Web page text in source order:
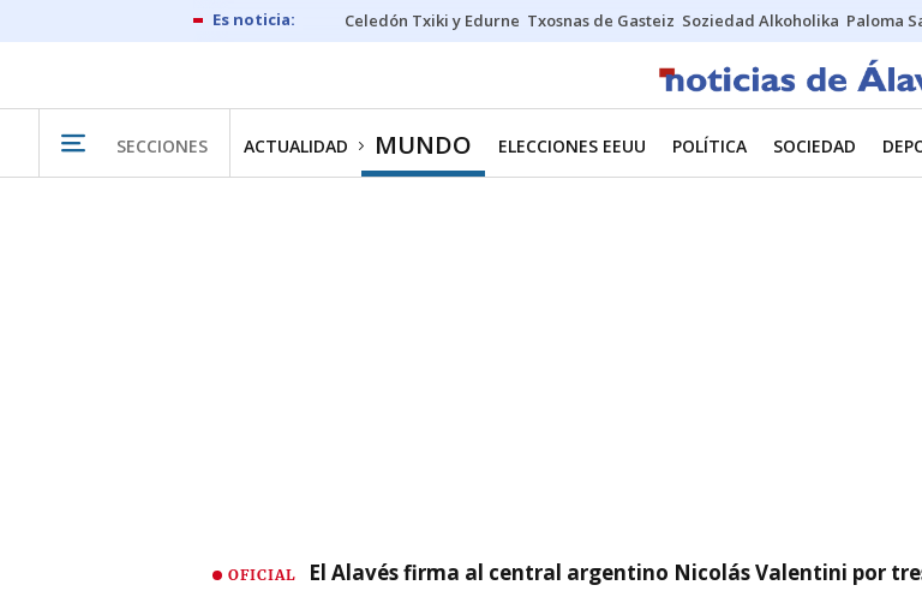
Celedón Txiki y Edurne Txosnas de Gasteiz Soziedad Alkoholika Paloma
SECCIONES ACTUALIDAD MUNDO ELECCIONES EEUU POLÍTICA SOCIEDAD
OFICIAL El Alavés firma al central argentino Nicolás Valentini por